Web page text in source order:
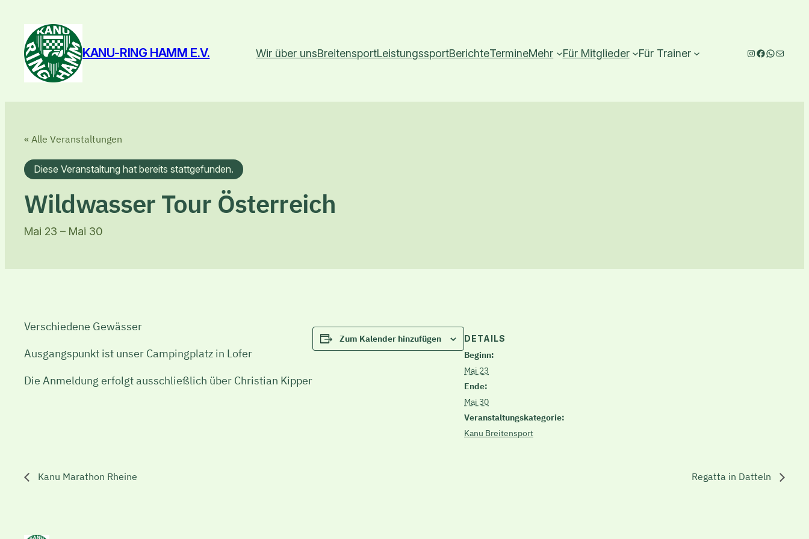
KANU-RING HAMM E.V. Wir über unsBreitensportLeistungssportBerichteTermineMehr Für Mitglieder Für Trainer Instagram
Facebook
E-Mail
« Alle Veranstaltungen
Diese Veranstaltung hat bereits stattgefunden.
Wildwasser Tour Österreich
Mai 23 – Mai 30
Verschiedene Gewässer
Ausgangspunkt ist unser Campingplatz in Lofer
Die Anmeldung erfolgt ausschließlich über Christian Kipper
Zum Kalender hinzufügen DETAILS
Beginn:
Mai 23
Ende:
Mai 30
Veranstaltungskategorie:
Kanu Breitensport
Kanu Marathon Rheine Regatta in Datteln